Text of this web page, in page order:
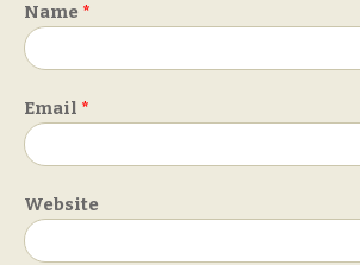
Name *
Email *
Website